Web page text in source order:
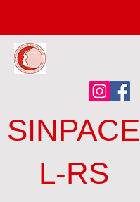
SINPACE
L-RS